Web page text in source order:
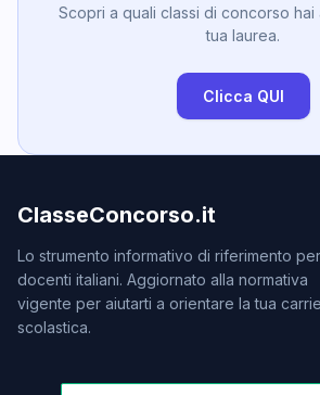
Scopri a quali classi di concorso
tua laurea.
Clicca QUI
ClasseConcorso.it
Lo strumento informativo di riferimento
docenti italiani. Aggiornato alla normativa
vigente per aiutarti a orientare la tua
scolastica.